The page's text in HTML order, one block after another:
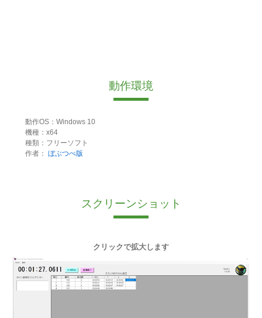
動作環境
動作OS：Windows 10
機種：x64
種類：フリーソフト
作者： ぼぶつべ版
スクリーンショット
クリックで拡大します